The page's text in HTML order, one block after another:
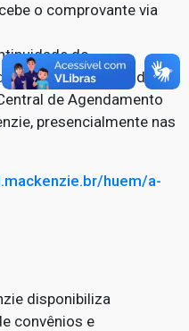
o comprovante via
do
o agendamento deve
de Agendamento
presencialmente nas
huem/a-
disponibiliza
convênios e